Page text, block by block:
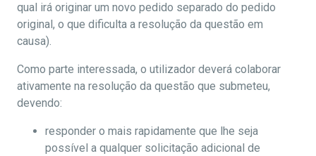
qual irá originar um novo pedido separado do pedido
original, o que dificulta a resolução da questão em
causa).
Como parte interessada, o utilizador deverá colaborar
ativamente na resolução da questão que submeteu,
devendo:
responder o mais rapidamente que lhe seja
possível a qualquer solicitação adicional de